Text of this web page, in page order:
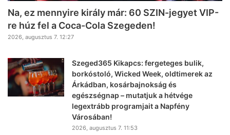
Na, ez mennyire király már: 60 SZIN-jegyet VIP-
re húz fel a Coca-Cola Szegeden!
2026, augusztus 7. 12:27
Szeged365 Kikapcs: fergeteges bulik,
borkóstoló, Wicked Week, oldtimerek az
Árkádban, kosárbajnokság és
egészségnap – mutatjuk a hétvége
legextrább programjait a Napfény
Városában!
2026, augusztus 7. 11:53